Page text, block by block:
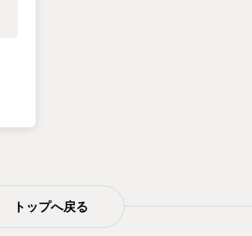
トップへ戻る